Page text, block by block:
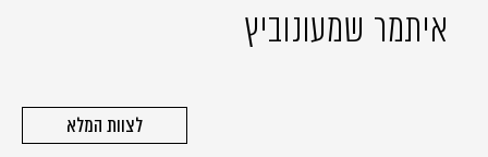
איתמר שמעונוביץ
לצוות המלא